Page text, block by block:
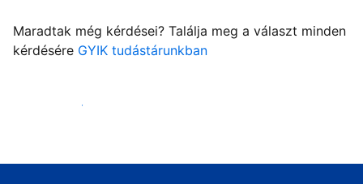
Maradtak még kérdései? Találja meg a választ minden
kérdésére GYIK tudástárunkban
Fogadja vendégeit